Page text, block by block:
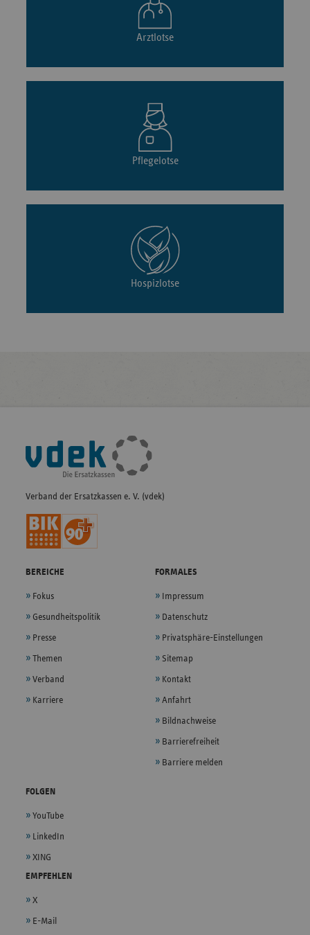
Arztlotse
Pflegelotse
Hospizlotse
Fußleisten-
Navigation
Verband der Ersatzkassen e. V. (vdek)
BEREICHE
Fokus
Gesundheitspolitik
Presse
Themen
Verband
Karriere
FORMALES
Impressum
Datenschutz
Privatsphäre-Einstellungen
Sitemap
Kontakt
Anfahrt
Bildnachweise
Barrierefreiheit
Barriere melden
FOLGEN
YouTube
LinkedIn
XING
EMPFEHLEN
X
E-Mail